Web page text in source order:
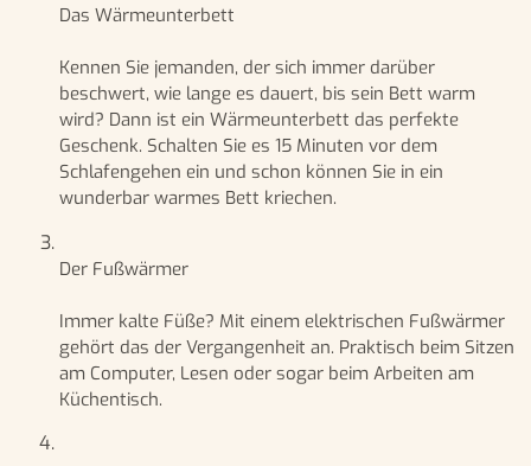
Das Wärmeunterbett
Kennen Sie jemanden, der sich immer darüber
beschwert, wie lange es dauert, bis sein Bett warm
wird? Dann ist ein Wärmeunterbett das perfekte
Geschenk. Schalten Sie es 15 Minuten vor dem
Schlafengehen ein und schon können Sie in ein
wunderbar warmes Bett kriechen.
Der Fußwärmer
Immer kalte Füße? Mit einem elektrischen Fußwärmer
gehört das der Vergangenheit an. Praktisch beim Sitzen
am Computer, Lesen oder sogar beim Arbeiten am
Küchentisch.